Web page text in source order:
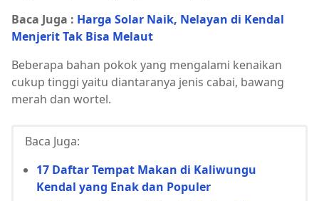
Baca Juga : Harga Solar Naik, Nelayan di Kendal
Menjerit Tak Bisa Melaut
Beberapa bahan pokok yang mengalami kenaikan
cukup tinggi yaitu diantaranya jenis cabai, bawang
merah dan wortel.
Baca Juga:
17 Daftar Tempat Makan di Kaliwungu
Kendal yang Enak dan Populer